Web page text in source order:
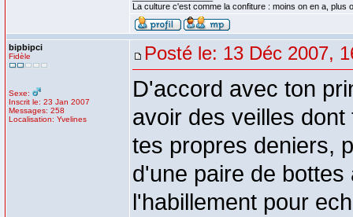
La culture c'est comme la confiture : moins on en a, plus
bipbipci
Fidèle
Sexe:
Inscrit le: 23 Jan 2007
Messages: 258
Localisation: Yvelines
Posté le: 13 Déc 2007,
D'accord avec ton
avoir des veilles
tes propres deniers,
d'une paire de
l'habillement pour